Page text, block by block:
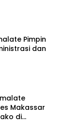
Pimpin
dan
Makassar
di